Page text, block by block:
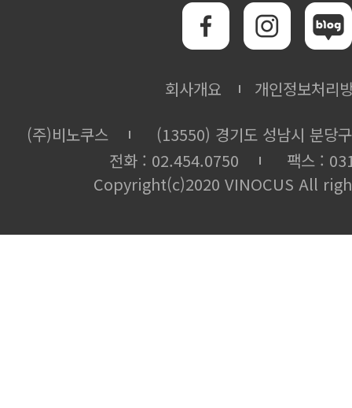
회사개요
개인정보처리
(주)비노쿠스
(13550) 경기도 성남시 분당
전화 : 02.454.0750
팩스 :
Copyright(c)2020 VINOCUS All